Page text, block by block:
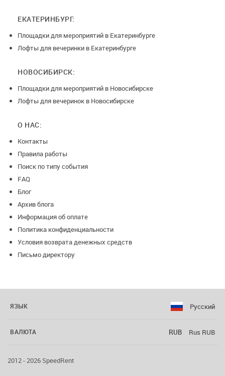
ЕКАТЕРИНБУРГ:
Площадки для мероприятий в Екатеринбурге
Лофты для вечеринки в Екатеринбурге
НОВОСИБИРСК:
Площадки для мероприятий в Новосибирске
Лофты для вечеринок в Новосибирске
О НАС:
Контакты
Правила работы
Поиск по типу события
FAQ
Блог
Архив блога
Информация об оплате
Политика конфиденциальности
Условия возврата денежных средств
Письмо директору
ЯЗЫК Русский
ВАЛЮТА RUB Rus RUB
2012 - 2026 SpeedRent